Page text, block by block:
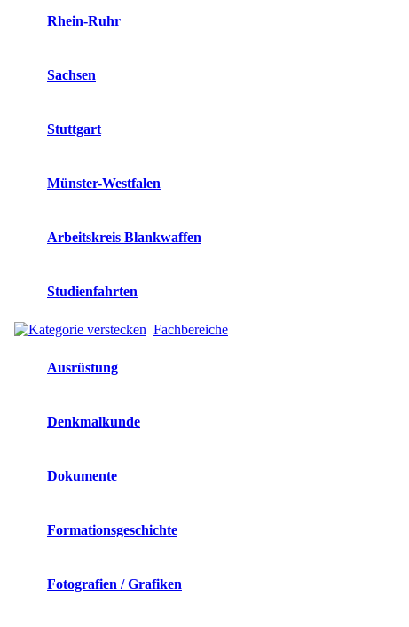
Rhein-Ruhr
Sachsen
Stuttgart
Münster-Westfalen
Arbeitskreis Blankwaffen
Studienfahrten
Fachbereiche
Ausrüstung
Denkmalkunde
Dokumente
Formationsgeschichte
Fotografien / Grafiken